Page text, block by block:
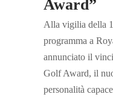
Award”
Alla vigilia della
programma a
annunciato il
Golf Award, il
personalità